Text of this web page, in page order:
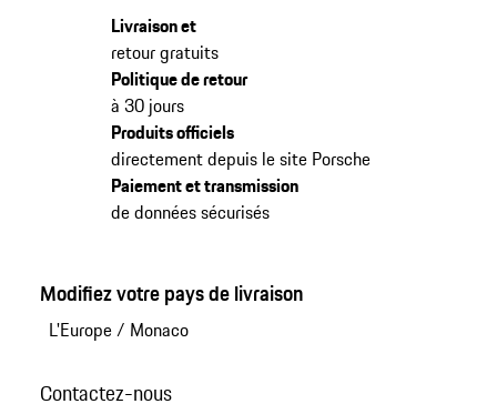
Livraison et
retour gratuits
Politique de retour
à 30 jours
Produits officiels
directement depuis le site Porsche
Paiement et transmission
de données sécurisés
Modifiez votre pays de livraison
L'Europe/ Monaco
Contactez-nous